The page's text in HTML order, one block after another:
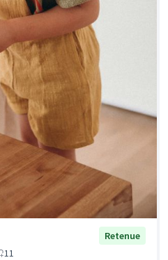
Retenue
11